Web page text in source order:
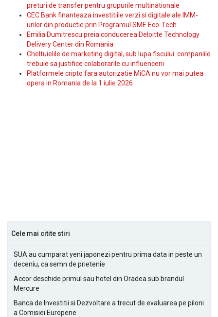
preturi de transfer pentru grupurile multinationale
CEC Bank finanteaza investitiile verzi si digitale ale IMM-
urilor din productie prin Programul SME Eco-Tech
Emilia Dumitrescu preia conducerea Deloitte Technology
Delivery Center din Romania
Cheltuielile de marketing digital, sub lupa fiscului: companiile
trebuie sa justifice colaborarile cu influencerii
Platformele cripto fara autorizatie MiCA nu vor mai putea
opera in Romania de la 1 iulie 2026
Cele mai citite stiri
SUA au cumparat yeni japonezi pentru prima data in peste un
deceniu, ca semn de prietenie
Accor deschide primul sau hotel din Oradea sub brandul
Mercure
Banca de Investitii si Dezvoltare a trecut de evaluarea pe piloni
a Comisiei Europene